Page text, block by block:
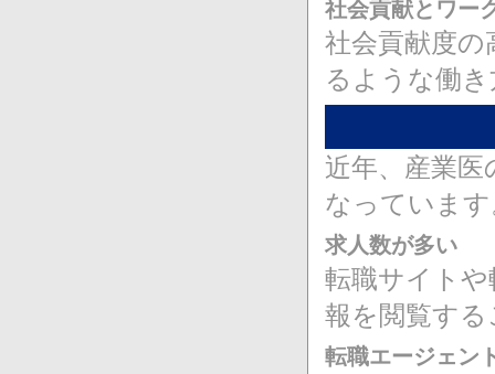
社会貢献とワー
社会貢献度
るような働
近年、産業
なっていま
求人数が多い
転職サイト
報を閲覧す
転職エージェン